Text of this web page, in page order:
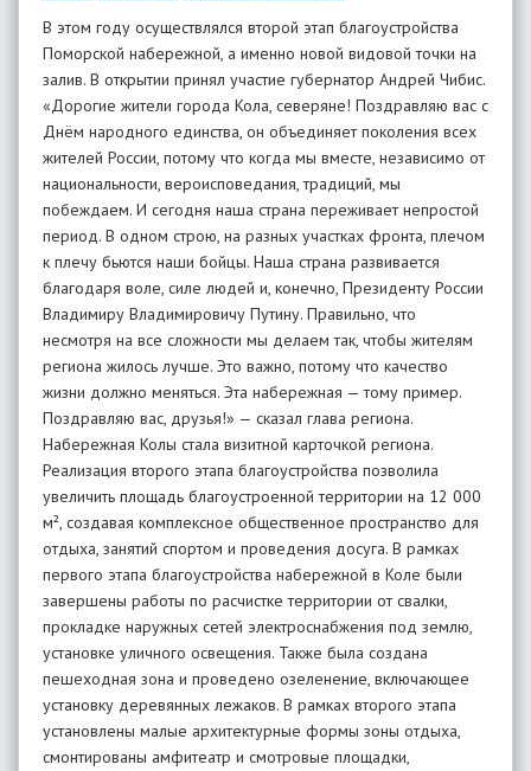
В этом году осуществлялся второй этап благоустройства
Поморской набережной, а именно новой видовой точки на
залив. В открытии принял участие губернатор Андрей Чибис.
«Дорогие жители города Кола, северяне! Поздравляю вас с
Днём народного единства, он объединяет поколения всех
жителей России, потому что когда мы вместе, независимо от
национальности, вероисповедания, традиций, мы
побеждаем. И сегодня наша страна переживает непростой
период. В одном строю, на разных участках фронта, плечом
к плечу бьются наши бойцы. Наша страна развивается
благодаря воле, силе людей и, конечно, Президенту России
Владимиру Владимировичу Путину. Правильно, что
несмотря на все сложности мы делаем так, чтобы жителям
региона жилось лучше. Это важно, потому что качество
жизни должно меняться. Эта набережная — тому пример.
Поздравляю вас, друзья!» — сказал глава региона.
Набережная Колы стала визитной карточкой региона.
Реализация второго этапа благоустройства позволила
увеличить площадь благоустроенной территории на 12 000
м², создавая комплексное общественное пространство для
отдыха, занятий спортом и проведения досуга. В рамках
первого этапа благоустройства набережной в Коле были
завершены работы по расчистке территории от свалки,
прокладке наружных сетей электроснабжения под землю,
установке уличного освещения. Также была создана
пешеходная зона и проведено озеленение, включающее
установку деревянных лежаков. В рамках второго этапа
установлены малые архитектурные формы зоны отдыха,
смонтированы амфитеатр и смотровые площадки,